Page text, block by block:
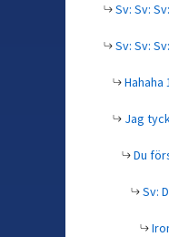
Sv: Sv:
Sv: Sv:
Hahaha
Jag
Du
Sv: